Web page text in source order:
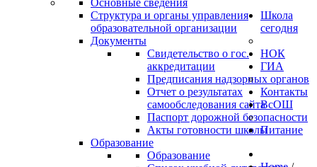
Основные сведения
Структура и органы управления
образовательной организации
Документы
Свидетельство о гос.
аккредитации
Предписания надзорных органов
Отчет о результатах
самообследования сайта
Паспорт дорожной безопасности
Акты готовности школы
Образование
Образование
Школа
сегодня
НОК
ГИА
Контакты
ВсОШ
Питание